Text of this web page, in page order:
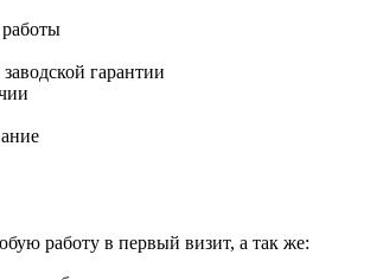
гарантии
работу в первый визит, а так же: